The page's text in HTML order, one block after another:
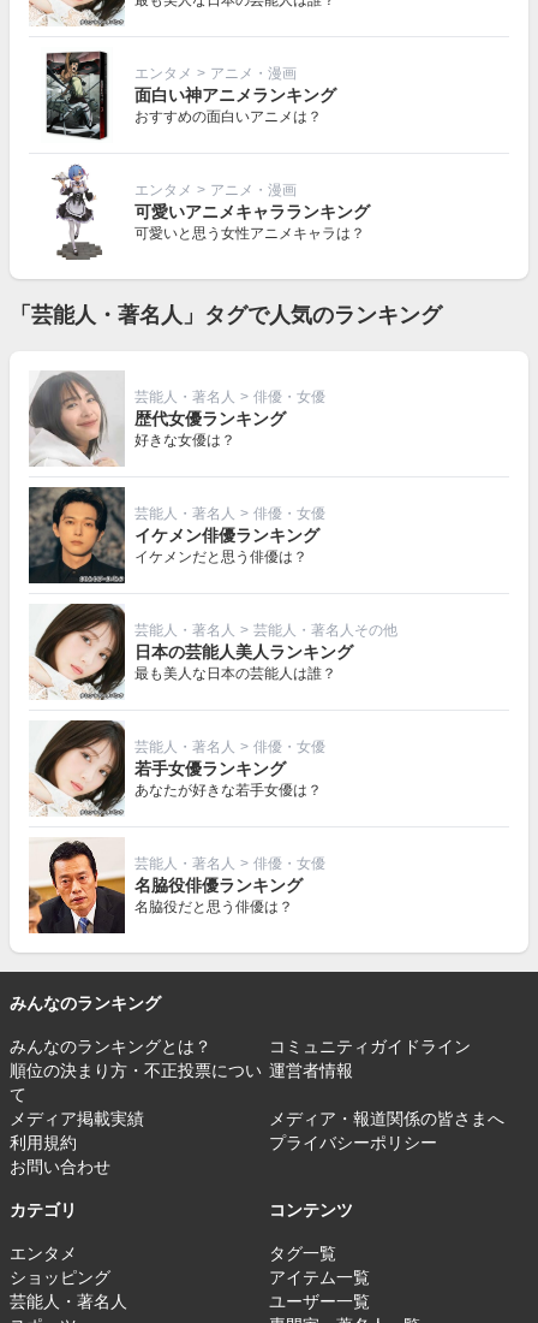
エンタメ > アニメ・漫画
面白い神アニメランキング
おすすめの面白いアニメは？
エンタメ > アニメ・漫画
可愛いアニメキャラランキング
可愛いと思う女性アニメキャラは？
「芸能人・著名人」タグで人気のランキング
芸能人・著名人 > 俳優・女優
歴代女優ランキング
好きな女優は？
芸能人・著名人 > 俳優・女優
イケメン俳優ランキング
イケメンだと思う俳優は？
芸能人・著名人 > 芸能人・著名人その他
日本の芸能人美人ランキング
最も美人な日本の芸能人は誰？
芸能人・著名人 > 俳優・女優
若手女優ランキング
あなたが好きな若手女優は？
芸能人・著名人 > 俳優・女優
名脇役俳優ランキング
名脇役だと思う俳優は？
みんなのランキング
みんなのランキングとは？
コミュニティガイドライン
順位の決まり方・不正投票につい
て
運営者情報
メディア掲載実績
メディア・報道関係の皆さまへ
利用規約
プライバシーポリシー
お問い合わせ
カテゴリ
エンタメ
ショッピング
芸能人・著名人
コンテンツ
タグ一覧
アイテム一覧
ユーザー一覧